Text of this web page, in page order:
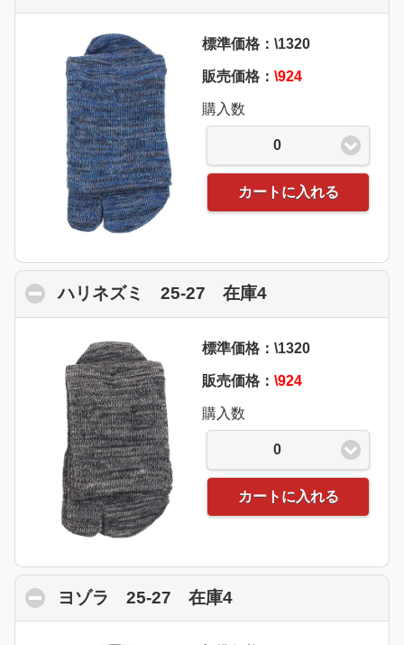
標準価格：\1320
販売価格： \924
購入数
0
カートに入れる
ハリネズミ 25-27 在庫4click to
標準価格：\1320
販売価格： \924
購入数
0
カートに入れる
ヨゾラ 25-27 在庫4click to collapse